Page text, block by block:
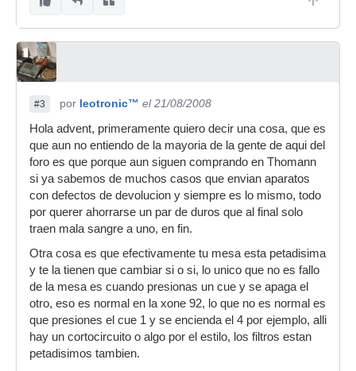
#3 por leotronic™ el 21/08/2008
Hola advent, primeramente quiero decir una cosa, que es
que aun no entiendo de la mayoria de la gente de aqui del
foro es que porque aun siguen comprando en Thomann
si ya sabemos de muchos casos que envian aparatos
con defectos de devolucion y siempre es lo mismo, todo
por querer ahorrarse un par de duros que al final solo
traen mala sangre a uno, en fin.
Otra cosa es que efectivamente tu mesa esta petadisima
y te la tienen que cambiar si o si, lo unico que no es fallo
de la mesa es cuando presionas un cue y se apaga el
otro, eso es normal en la xone 92, lo que no es normal es
que presiones el cue 1 y se encienda el 4 por ejemplo, alli
hay un cortocircuito o algo por el estilo, los filtros estan
petadisimos tambien.